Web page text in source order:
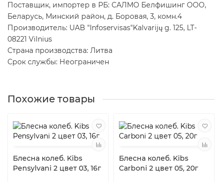
Поставщик, импортер в РБ: САЛМО Белфишинг ООО,
Беларусь, Минский район, д. Боровая, 3, комн.4
Производитель: UAB "Infoservisas"Kalvarijų g. 125, LT-
08221 Vilnius
Страна производства: Литва
Срок службы: Неограничен
Похожие товары
Блесна колеб. Kibs
Pensylvani 2 цвет 03, 16г
Блесна колеб. Kibs
Carboni 2 цвет 05, 20г